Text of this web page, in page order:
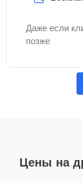
Даже если
позже
Цены на